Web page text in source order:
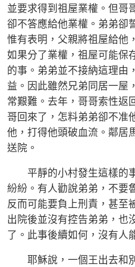
並要求得到祖屋業權。但哥
卻不答應給他業權。弟弟卻
惟有表明，父親將祖屋給他
如果分了業權，祖屋可能保
的事。弟弟並不接納這理由
益。因此雖然兄弟同居一屋
常艱難。去年，哥哥索性返
哥回來了，怎料弟弟卻不准
他，打得他頭破血流。鄰居
送院。
平靜的小村發生這樣的
紛紛。有人勸說弟弟，不要
反而可能要負上刑責，甚至
出院後並沒有控告弟弟，也
了。此事後續如何，沒有人
耶穌說，一個王出去和